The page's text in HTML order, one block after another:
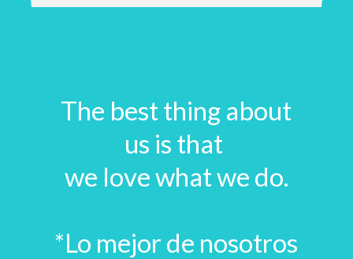
The best thing about
us is that
we love what we do.
*Lo mejor de nosotros